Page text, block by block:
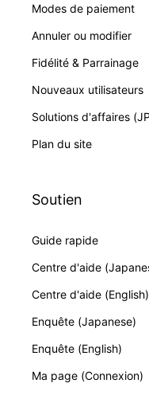
Modes de paiement
Annuler ou modifier
Fidélité & Parrainage
Nouveaux utilisateurs
Solutions d'affaires
Plan du site
Soutien
Guide rapide
Centre d'aide
Centre d'aide (English)
Enquête (Japanese)
Enquête (English)
Ma page (Connexion)